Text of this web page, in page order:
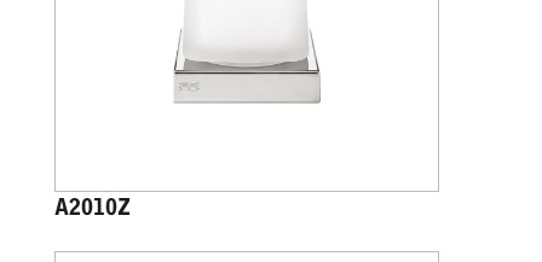
A2010Z